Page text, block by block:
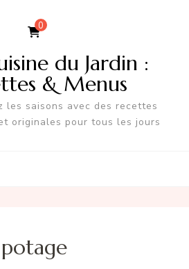
0
du Jardin :
& Menus
les saisons avec des recettes
originales pour tous les jours
potage